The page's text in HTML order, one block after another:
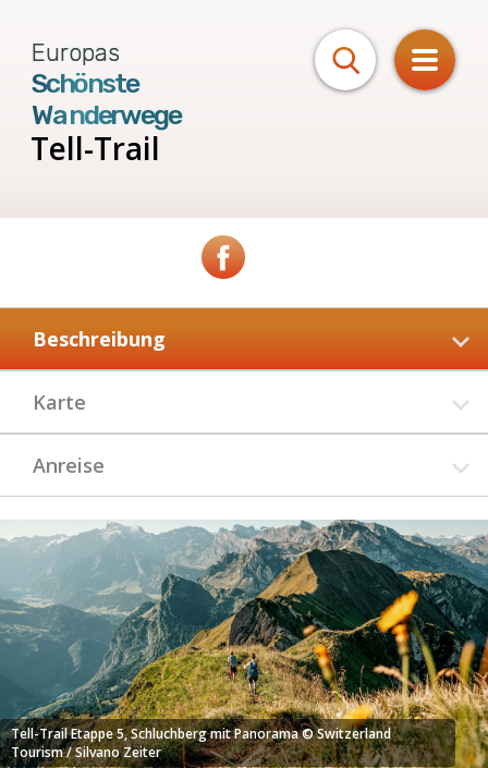
Europas
Schönste
Wanderwege
Tell-Trail
Beschreibung
Karte
Anreise
Tell-Trail Etappe 5, Schluchberg mit Panorama © Switzerland
Tourism / Silvano Zeiter